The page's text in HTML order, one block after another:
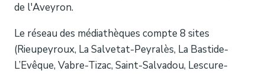
de l'Aveyron.
Le réseau des médiathèques compte 8 sites
(Rieupeyroux, La Salvetat-Peyralès, La Bastide-
L’Evêque, Vabre-Tizac, Saint-Salvadou, Lescure-